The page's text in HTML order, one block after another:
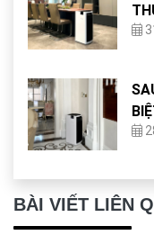
BÀI VIẾT LIÊN